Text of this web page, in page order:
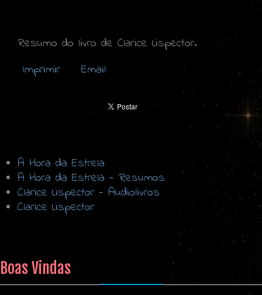
Resumo do livro de Clarice Lispector.
Imprimir
Email
A Hora da Estrela
A Hora da Estrela - Resumos
Clarice Lispector - Audiolivros
Clarice Lispector
Boas Vindas